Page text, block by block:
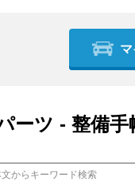
ーツ - 整備手